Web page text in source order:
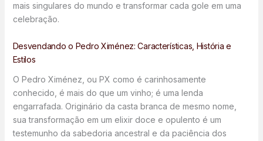
mais singulares do mundo e transformar cada gole em uma
celebração.
Desvendando o Pedro Ximénez: Características, História e
Estilos
O Pedro Ximénez, ou PX como é carinhosamente
conhecido, é mais do que um vinho; é uma lenda
engarrafada. Originário da casta branca de mesmo nome,
sua transformação em um elixir doce e opulento é um
testemunho da sabedoria ancestral e da paciência dos